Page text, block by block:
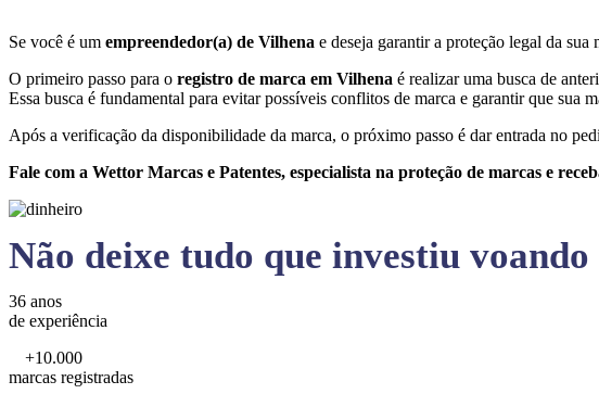
Se você é um empreendedor(a) de Vilhena e deseja garantir a proteção legal da
O primeiro passo para o registro de marca em Vilhena é realizar uma busca de
Essa busca é fundamental para evitar possíveis conflitos de marca e garantir que sua
Após a verificação da disponibilidade da marca, o próximo passo é dar entrada no
Fale com a Wettor Marcas e Patentes, especialista na proteção de marcas e
Não deixe tudo que investiu
36 anos
de experiência
+10.000
marcas registradas